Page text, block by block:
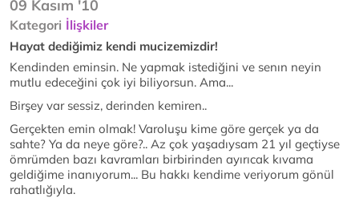
09 Kasım '10
Kategori İlişkiler
Hayat dediğimiz kendi mucizemizdir!
Kendinden eminsin. Ne yapmak istediğini ve senın neyin
mutlu edeceğini çok iyi biliyorsun. Ama...
Birşey var sessiz, derinden kemiren..
Gerçekten emin olmak! Varoluşu kime göre gerçek ya da
sahte? Ya da neye göre?.. Az çok yaşadıysam 21 yıl geçtiyse
ömrümden bazı kavramları birbirinden ayırıcak kıvama
geldiğime inanıyorum... Bu hakkı kendime veriyorum gönül
rahatlığıyla.